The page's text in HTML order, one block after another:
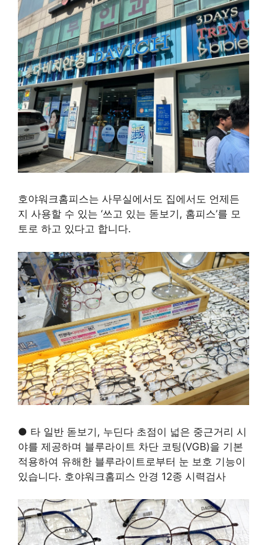
호야워크홈피스는 사무실에서도 집에서도 언제든
지 사용할 수 있는 ‘쓰고 있는 돋보기, 홈피스’를 모
토로 하고 있다고 합니다.
● 타 일반 돋보기, 누딘다 초점이 넓은 중근거리 시
야를 제공하며 블루라이트 차단 코팅(VGB)을 기본
적용하여 유해한 블루라이트로부터 눈 보호 기능이
있습니다. 호야워크홈피스 안경 12종 시력검사